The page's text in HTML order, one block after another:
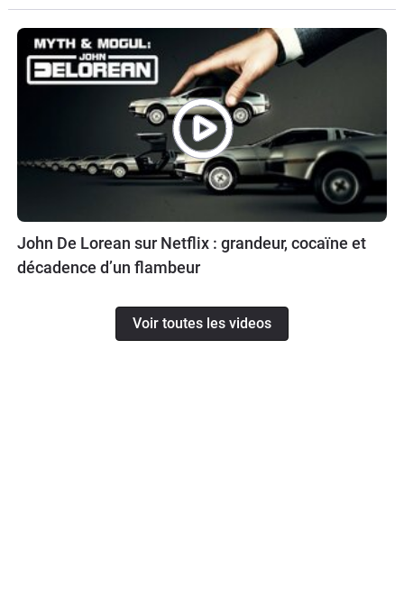
John De Lorean sur Netflix : grandeur, cocaïne et
décadence d’un flambeur
Voir toutes les videos